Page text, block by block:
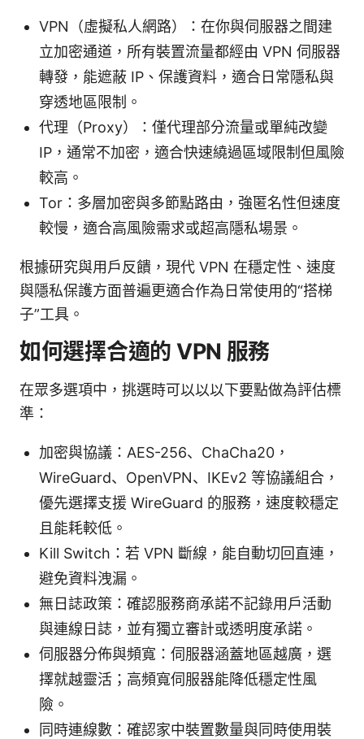
VPN（虛擬私人網路）：在你與伺服器之間建
立加密通道，所有裝置流量都經由 VPN 伺服器
轉發，能遮蔽 IP、保護資料，適合日常隱私與
穿透地區限制。
代理（Proxy）：僅代理部分流量或單純改變
IP，通常不加密，適合快速繞過區域限制但風險
較高。
Tor：多層加密與多節點路由，強匿名性但速度
較慢，適合高風險需求或超高隱私場景。
根據研究與用戶反饋，現代 VPN 在穩定性、速度
與隱私保護方面普遍更適合作為日常使用的“搭梯
子”工具。
如何選擇合適的 VPN 服務
在眾多選項中，挑選時可以以以下要點做為評估標
準：
加密與協議：AES-256、ChaCha20，
WireGuard、OpenVPN、IKEv2 等協議組合，
優先選擇支援 WireGuard 的服務，速度較穩定
且能耗較低。
Kill Switch：若 VPN 斷線，能自動切回直連，
避免資料洩漏。
無日誌政策：確認服務商承諾不記錄用戶活動
與連線日誌，並有獨立審計或透明度承諾。
伺服器分佈與頻寬：伺服器涵蓋地區越廣，選
擇就越靈活；高頻寬伺服器能降低穩定性風
險。
同時連線數：確認家中裝置數量與同時使用裝